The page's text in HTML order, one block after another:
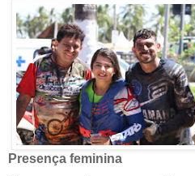
Presença feminina